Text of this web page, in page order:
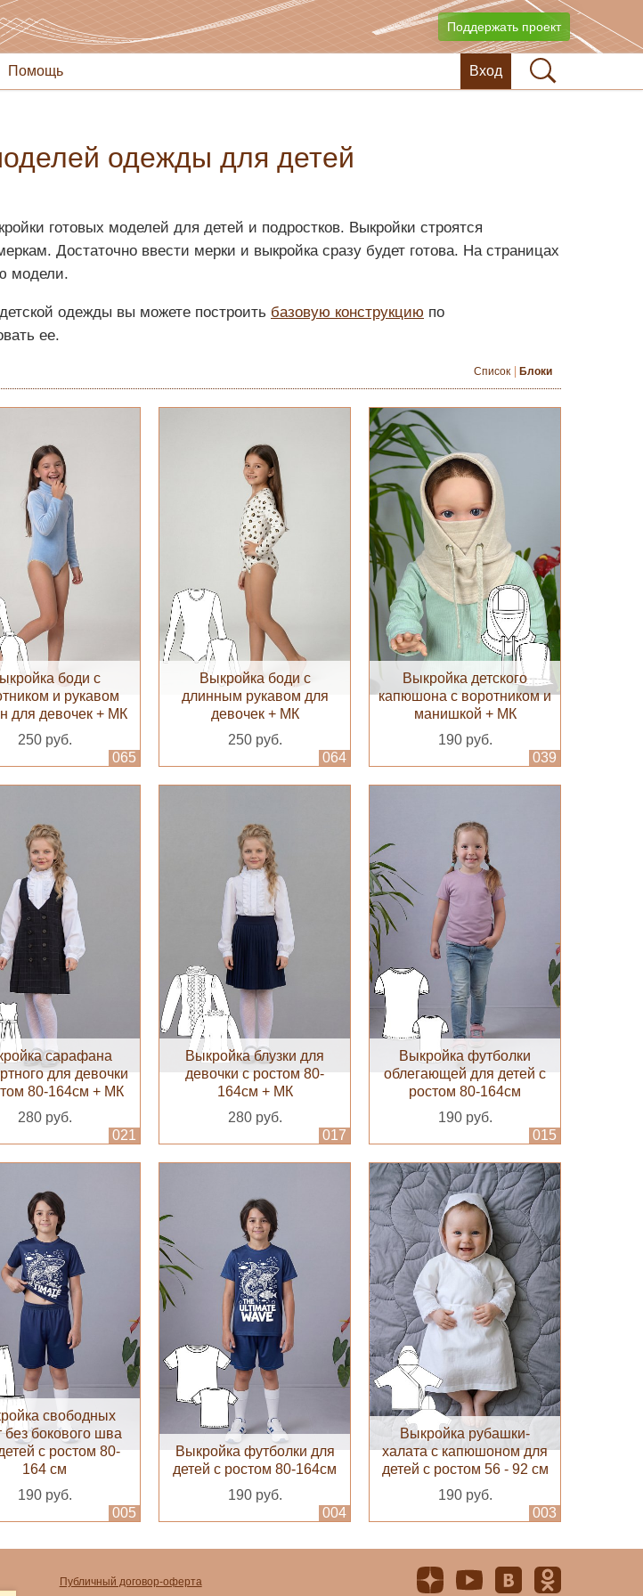
Поддержать проект
Помощь Вход
одежды для детей
готовых моделей для детей и подростков. Выкройки строятся
Достаточно ввести мерки и выкройка сразу будет готова. На страницах
модели.
одежды вы можете построить базовую конструкцию по
ее.
Список Блоки
065
боди с
и рукавом
для девочек + МК
250 руб.
064
Выкройка боди с
длинным рукавом для
девочек + МК
250 руб.
039
Выкройка детского
капюшона с воротником и
манишкой + МК
190 руб.
021
сарафана
для девочки
80-164см + МК
280 руб.
017
Выкройка блузки для
девочки с ростом 80-
164см + МК
280 руб.
015
Выкройка футболки
облегающей для детей с
ростом 80-164см
190 руб.
005
свободных
без бокового шва
с ростом 80-
164 см
190 руб.
004
Выкройка футболки для
детей с ростом 80-164см
190 руб.
003
Выкройка рубашки-
халата с капюшоном для
детей с ростом 56 - 92 см
190 руб.
Публичный договор-оферта